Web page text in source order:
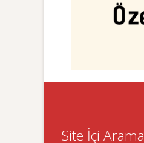
Site İçi Arama